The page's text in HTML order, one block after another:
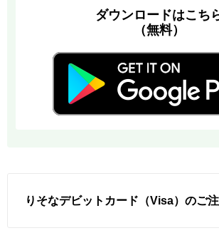
ダウンロードはこち
（無料）
りそなデビットカード（Visa）のご